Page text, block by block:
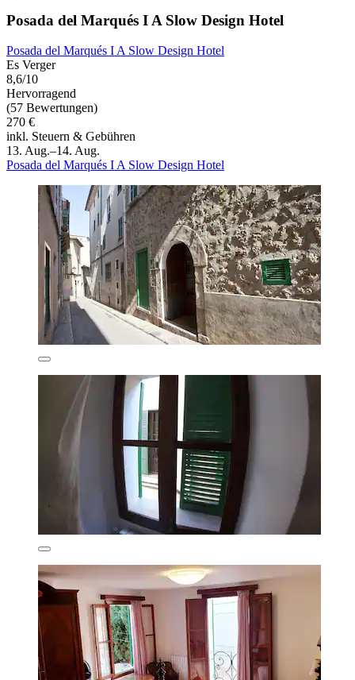
Posada del Marqués I A Slow Design Hotel
Posada del Marqués I A Slow Design Hotel
Es Verger
8,6/10
Hervorragend
(57 Bewertungen)
270 €
inkl. Steuern & Gebühren
13. Aug.–14. Aug.
Posada del Marqués I A Slow Design Hotel